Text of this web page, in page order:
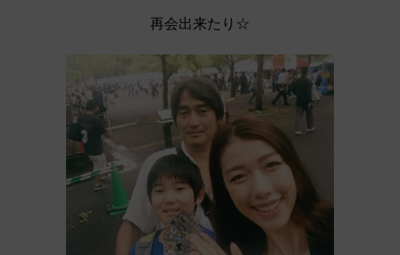
再会出来たり☆